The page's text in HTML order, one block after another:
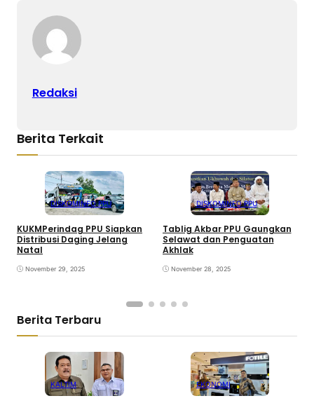
Redaksi
Berita Terkait
DISKOMINFO PPU
KUKMPerindag PPU Siapkan
Distribusi Daging Jelang
Natal
November 29, 2025
DISKOMINFO PPU
Tablig Akbar PPU Gaungkan
Selawat dan Penguatan
Akhlak
November 28, 2025
Berita Terbaru
KALTIM EKONOMI